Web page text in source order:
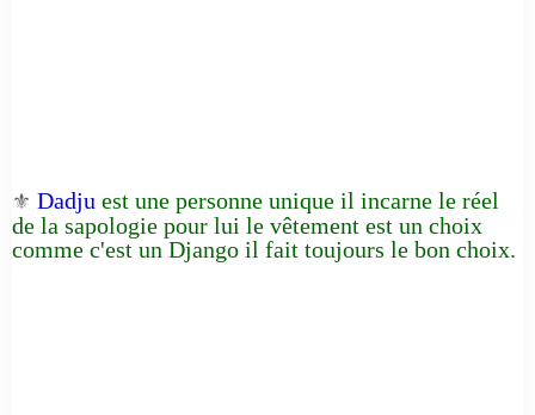
⚜️ Dadju est une personne unique il incarne le réel
de la sapologie pour lui le vêtement est un choix
comme c'est un Django il fait toujours le bon choix.